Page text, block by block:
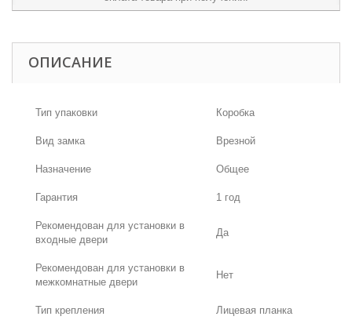
ОПИСАНИЕ
Тип упаковки Коробка
Вид замка Врезной
Назначение Общее
Гарантия 1 год
Рекомендован для установки в
входные двери
Да
Рекомендован для установки в
межкомнатные двери
Нет
Тип крепления Лицевая планка